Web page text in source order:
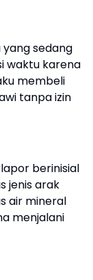
sedang
waktu karena
membeli
tanpa izin
berinisial
jenis arak
air mineral
menjalani